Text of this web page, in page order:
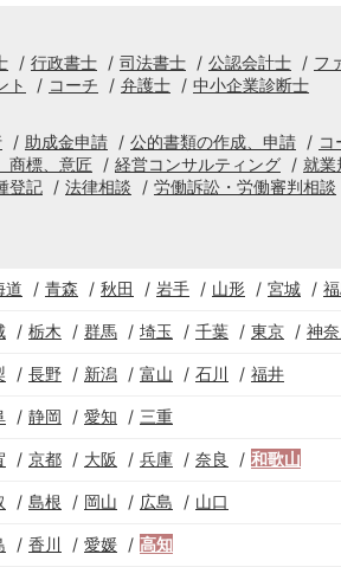
行政書士 司法書士 公認会計士
フ
ト コーチ 弁護士
中小企業診断士
助成金申請 公的書類の作成、申請 コ
商標、意匠 経営コンサルティング
就業
登記 法律相談 労働訴訟・労働審判相談
道 青森 秋田 岩手 山形 宮城
栃木 群馬 埼玉 千葉 東京 神
長野 新潟 富山 石川 福井
静岡 愛知 三重
京都 大阪 兵庫 奈良 和歌山
島根 岡山 広島 山口
香川 愛媛 高知